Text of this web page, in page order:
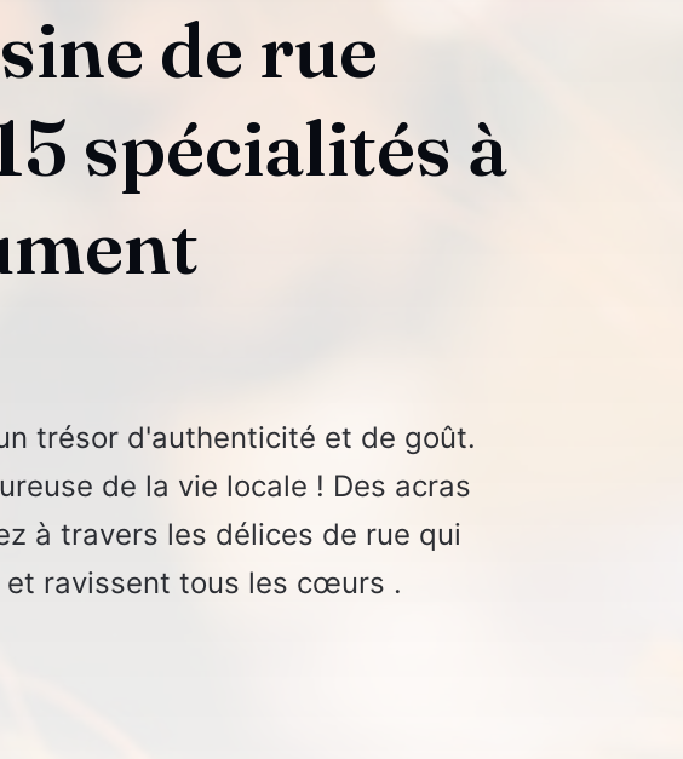
de rue
spécialités à
trésor d'authenticité et de goût.
de la vie locale ! Des acras
à travers les délices de rue qui
ravissent tous les cœurs .